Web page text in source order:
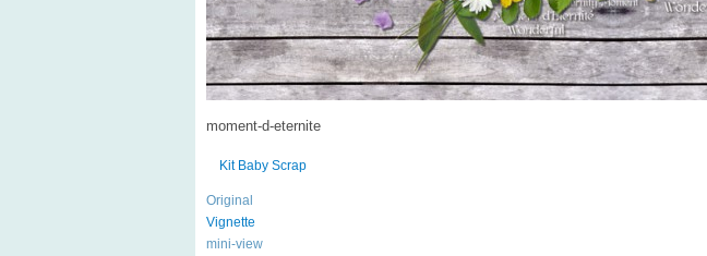
moment-d-eternite
Kit Baby Scrap
Original
Vignette
mini-view